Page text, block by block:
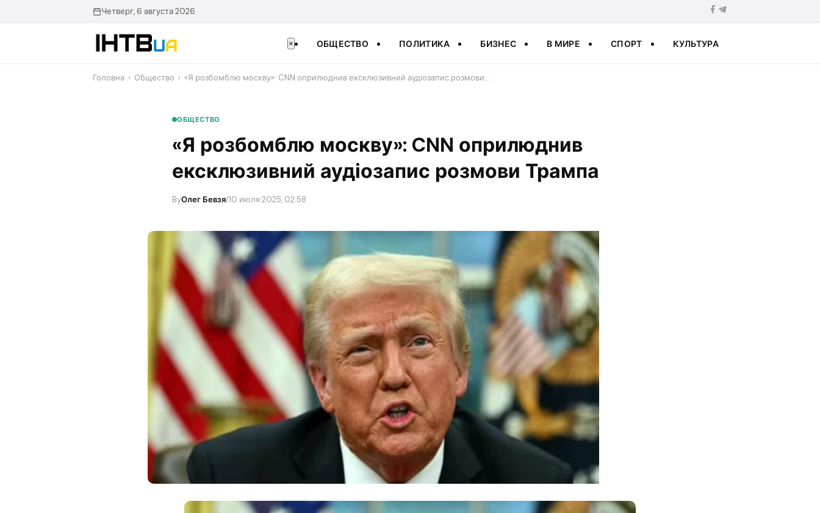
Четверг, 6 августа 2026
× ОБЩЕСТВО ПОЛИТИКА БИЗНЕС В МИРЕ СПОРТ КУЛЬТУРА
Головна › Общество › «Я розбомблю москву»: CNN оприлюднив ексклюзивний аудіозапис розмови…
ОБЩЕСТВО
«Я розбомблю москву»: CNN оприлюднив
ексклюзивний аудіозапис розмови Трампа
ByОлег Бевзя/10 июля 2025, 02:58